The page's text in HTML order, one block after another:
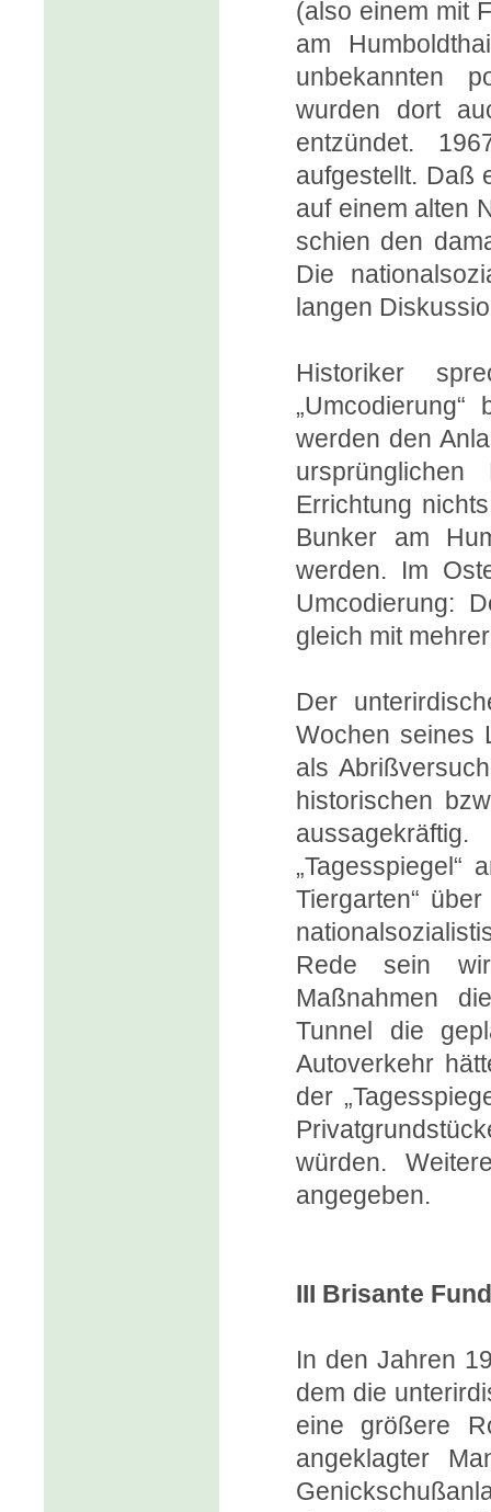
(also einem mit
am
unbekannten
wurden dort
entzündet.
aufgestellt. Daß
auf einem alten
schien den
Die
langen
Historiker
werden den
Errichtung
Bunker am
werden. Im
Umcodierung:
gleich mit
Der
Wochen seines
als
historischen
„Tagesspiegel“
Tiergarten“
Rede sein
Maßnahmen
Tunnel die
Autoverkehr
der
würden.
angegeben.
III Brisante
In den Jahren
dem die
eine größere
angeklagter